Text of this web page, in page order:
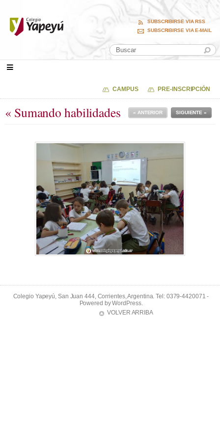
SUBSCRIBIRSE VIA RSS
SUBSCRIBIRSE VIA E-MAIL
CAMPUS PRE-INSCRIPCIÓN
« Sumando habilidades SIGUIENTE »
« ANTERIOR
Colegio Yapeyú, San Juan 444, Corrientes, Argentina. Tel: 0379-4420071 -
Powered byWordPress.
VOLVER ARRIBA